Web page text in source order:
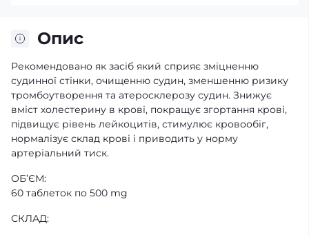
Опис
Рекомендовано як засіб який сприяє зміцненню
судинної стінки, очищенню судин, зменшенню ризику
тромбоутворення та атеросклерозу судин. Знижує
вміст холестерину в крові, покращує згортання крові,
підвищує рівень лейкоцитів, стимулює кровообіг,
нормалізує склад крові і приводить у норму
артеріальний тиск.
ОБ’ЄМ:
60 таблеток по 500 mg
СКЛАД: